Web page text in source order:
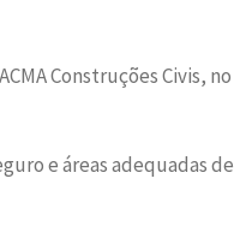
Construções Civis, no
e áreas adequadas de